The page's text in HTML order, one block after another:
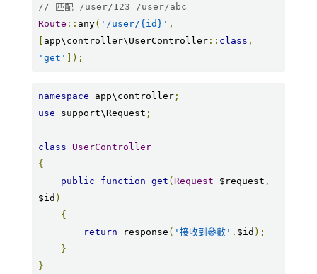
// 匹配 /user/123 /user/abc
Route :: any( '/user/{id}' ,
[ app\controller\UserController:: class ,
'get' ]);
namespace app\controller;
use support\Request ;
class
UserController
{
public
function get ( Request $request ,
$id )
{
return response ( '接收到參數' . $id );
}
}